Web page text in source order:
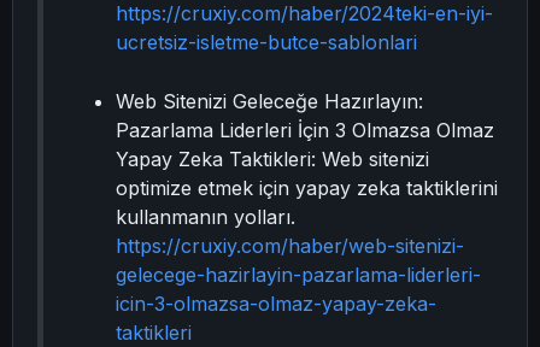
https://cruxiy.com/haber/2024teki-en-iyi-
ucretsiz-isletme-butce-sablonlari
Web Sitenizi Geleceğe Hazırlayın:
Pazarlama Liderleri İçin 3 Olmazsa Olmaz
Yapay Zeka Taktikleri: Web sitenizi
optimize etmek için yapay zeka taktiklerini
kullanmanın yolları.
https://cruxiy.com/haber/web-sitenizi-
gelecege-hazirlayin-pazarlama-liderleri-
icin-3-olmazsa-olmaz-yapay-zeka-
taktikleri